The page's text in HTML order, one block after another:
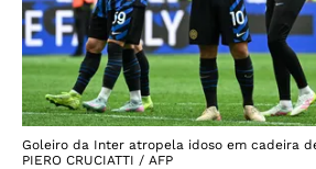
Goleiro da Inter atropela idoso em cadeira
PIERO CRUCIATTI / AFP